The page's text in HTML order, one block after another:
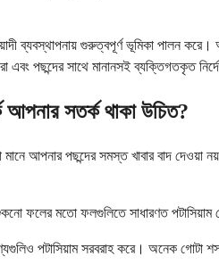
ব্যবস্থাপনায় গুরুত্বপূর্ণ ভূমিকা পালন
এবং পছন্দের সাথে মানানসই ব্যক্তিগতকৃত
আপনার সতর্ক থাকা উচিত?
মানে আপনার পছন্দের সমস্ত খাবার বাদ
ফলের মতো ফলগুলিতে সাধারণত
পটাসিয়াম সরবরাহ করে। অনেক গোটা